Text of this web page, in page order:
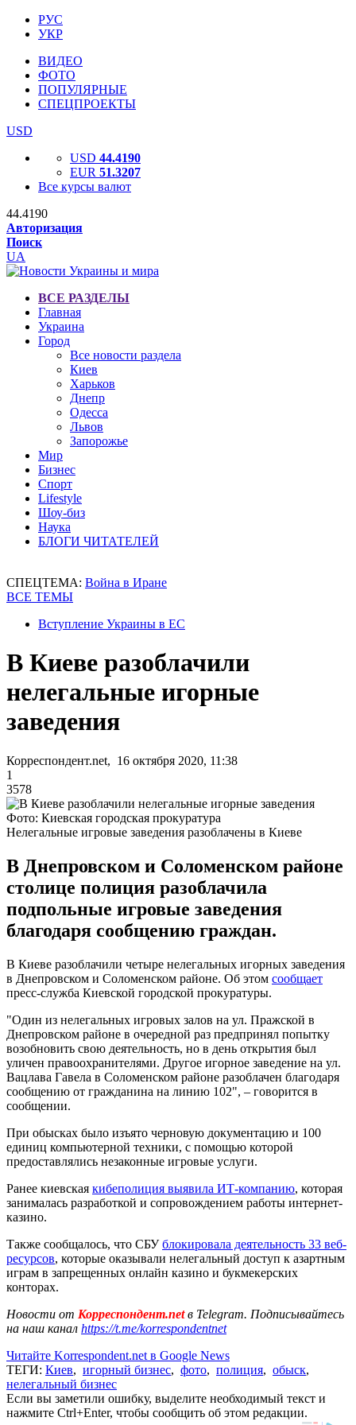
РУС
УКР
ВИДЕО
ФОТО
ПОПУЛЯРНЫЕ
СПЕЦПРОЕКТЫ
USD
USD 44.4190
EUR 51.3207
Все курсы валют
44.4190
Авторизация
Поиск
UA
ВСЕ РАЗДЕЛЫ
Главная
Украина
Город
Все новости раздела
Киев
Харьков
Днепр
Одесса
Львов
Запорожье
Мир
Бизнес
Спорт
Lifestyle
Шоу-биз
Наука
БЛОГИ ЧИТАТЕЛЕЙ
СПЕЦТЕМА: Война в Иране
ВСЕ ТЕМЫ
Вступление Украины в ЕС
В Киеве разоблачили
нелегальные игорные
заведения
Корреспондент.net, 16 октября 2020, 11:38
1
3578
Фото: Киевская городская прокуратура
Нелегальные игровые заведения разоблачены в Киеве
В Днепровском и Соломенском районе
столице полиция разоблачила
подпольные игровые заведения
благодаря сообщению граждан.
В Киеве разоблачили четыре нелегальных игорных заведения
в Днепровском и Соломенском районе. Об этом сообщает
пресс-служба Киевской городской прокуратуры.
"Один из нелегальных игровых залов на ул. Пражской в
Днепровском районе в очередной раз предпринял попытку
возобновить свою деятельность, но в день открытия был
уличен правоохранителями. Другое игорное заведение на ул.
Вацлава Гавела в Соломенском районе разоблачен благодаря
сообщению от гражданина на линию 102", – говорится в
сообщении.
При обысках было изъято черновую документацию и 100
единиц компьютерной техники, с помощью которой
предоставлялись незаконные игровые услуги.
Ранее киевская кибеполиция выявила ИТ-компанию, которая
занималась разработкой и сопровождением работы интернет-
казино.
Также сообщалось, что СБУблокировала деятельность 33 веб-
ресурсов, которые оказывали нелегальный доступ к азартным
играм в запрещенных онлайн казино и букмекерских
конторах.
Новости от Корреспондент.netв Telegram. Подписывайтесь
на наш канал https://t.me/korrespondentnet
Читайте Korrespondent.net в Google News
ТЕГИ: Киев, игорный бизнес, фото, полиция, обыск,
нелегальный бизнес
Если вы заметили ошибку, выделите необходимый текст и
нажмите Ctrl+Enter, чтобы сообщить об этом редакции.